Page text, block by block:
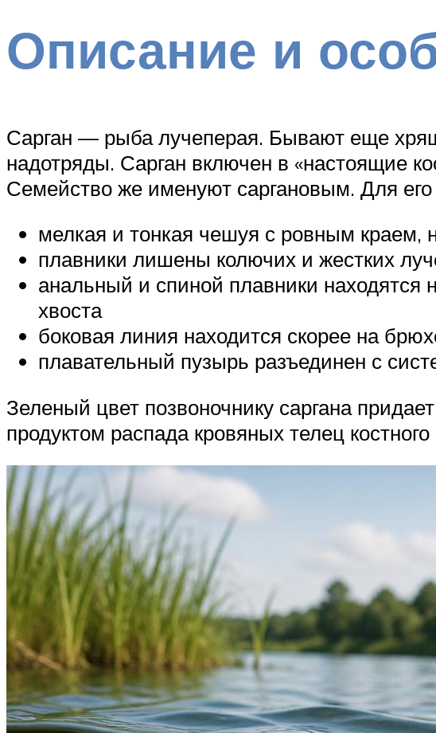
Описание и
Сарган — рыба лучеперая. Бывают еще
надотряды. Сарган включен в «настоящие
Семейство же именуют саргановым. Для его
мелкая и тонкая чешуя с ровным краем,
плавники лишены колючих и жестких
анальный и спиной плавники находятся
хвоста
боковая линия находится скорее на
плавательный пузырь разъединен с
Зеленый цвет позвоночнику саргана
продуктом распада кровяных телец